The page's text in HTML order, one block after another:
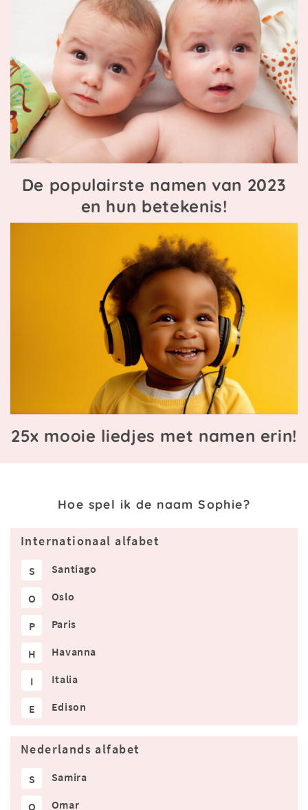
De populairste namen van 2023
en hun betekenis!
25x mooie liedjes met namen erin!
Hoe spel ik de naam Sophie?
Internationaal alfabet
S Santiago
O Oslo
P Paris
H Havanna
I Italia
E Edison
Nederlands alfabet
S Samira
O Omar